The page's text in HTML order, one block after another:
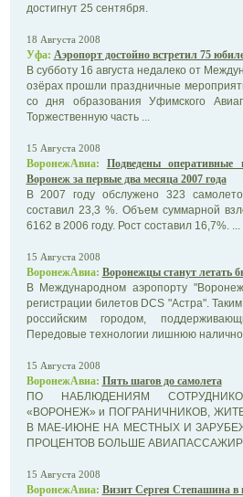
достигнут 25 сентября.
18 Августа 2008
Уфа: Аэропорт достойно встретил 75
В субботу 16 августа недалеко от
озёрах прошли праздничные
со дня образования Уфимского
Торжественную часть ...
15 Августа 2008
ВоронежАвиа:
Подведены оперативные
Воронеж за первые два месяца 2007 года
В 2007 году обслужено 323
составил 23,3 %. Объем суммарной
6162 в 2006 году. Рост составил 16,7%. ...
15 Августа 2008
ВоронежАвиа: Воронежцы станут летать
В Международном аэропорту
регистрации билетов DCS "Астра".
российским городом,
Передовые технологии лишнюю
15 Августа 2008
ВоронежАвиа: Пять шагов до самолета
ПО НАБЛЮДЕНИЯМ
«ВОРОНЕЖ» и ПОГРАНИЧНИКОВ,
В МАЕ-ИЮНЕ НА МЕСТНЫХ И
ПРОЦЕНТОВ БОЛЬШЕ
15 Августа 2008
ВоронежАвиа: Визит Сергея Степашина в